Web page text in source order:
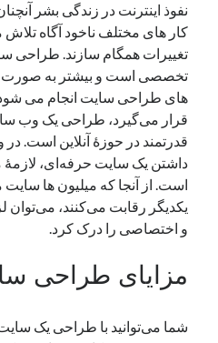
فوریه 2024
ژانویه 2024
دسامبر 2023
نوامبر 2023
اکتبر 2023
سپتامبر 2023
آگوست 2023
جولای 2023
دسامبر 2022
اپل
نفوذ اینترنت در زندگی بشر
کار های مختلف ناخود آگاه تلاش
تغییرات همگام سازند. طراحی
تخصصی است و بیشتر به‌
های طراحی سایت انجام می‌ شود.
قرار می‌گیرد، طراحی یک وب‌
قدرتمند در حوزهٔ آنلاین است. در
داشتن یک سایت حرفه‌ای، لازمهٔ
است. از آنجا که میلیون‌ ها سایت
یکدیگر رقابت می‌کنند،
و اختصاصی را درک کرد.
مزایای طراحی
شما می‌توانید با طراحی یک